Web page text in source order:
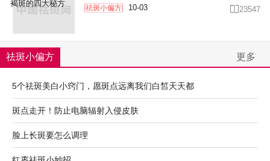
祛斑小偏方 10-03  23547
祛斑小偏方 更多
5个祛斑美白小窍门，愿斑点远离我们白皙天天都
斑点走开！防止电脑辐射入侵皮肤
脸上长斑要怎么调理